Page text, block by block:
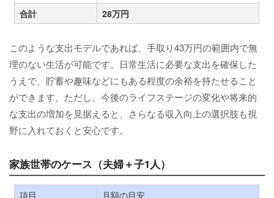
合計
28万円
このような支出モデルであれば、手取り43万円の範囲内で無
理のない生活が可能です。日常生活に必要な支出を確保した
うえで、貯蓄や趣味などにもある程度の余裕を持たせること
ができます。ただし、今後のライフステージの変化や将来的
な支出の増加を見据えると、さらなる収入向上の選択肢も視
野に入れておくと安心です。
家族世帯のケース（夫婦＋子1人）
項目 月額の目安